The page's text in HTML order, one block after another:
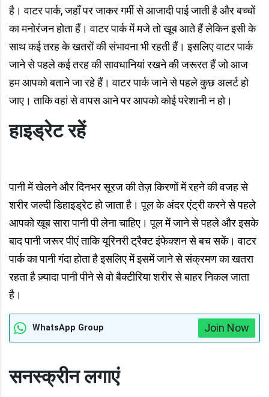
है। वाटर पार्क, जहाँ पर जाकर गर्मी से आजादी पाई जाती है और बच्चों
का मनोरंजन होता हैं। वाटर पार्क में मजे तो खूब आते हैं लेकिन इसी के
साथ कई तरह के खतरों की संभावना भी रहती हैं। इसलिए वाटर पार्क
जाने से पहले कई तरह की सावधानियां रखने की जरूरत हैं जो आज
हम आपको बताने जा रहे हैं। वाटर पार्क जाने से पहले कुछ अलर्ट हो
जाए। ताकि वहां से वापस आने पर आपको कोई परेशानी न हो।
हाइड्रेट रहें
पानी में खेलने और दिनभर सूरज की तेज़ किरणों में रहने की वजह से
शरीर जल्दी डिहाइड्रेट हो जाता है। पूल के अंदर एंट्री करने से पहले
आपको खूब सारा पानी पी लेना चाहिए। पूल में जाने से पहले और इसके
बाद पानी जरूर पीएं ताकि यूरिनरी ट्रैक्ट इंफेक्शन से बच सकें। वाटर
पार्क का पानी गंदा होता है इसलिए में इसमें जाने से संक्रमण का खतरा
रहता है ज़्यादा पानी पीने से वो बैक्टीरिया शरीर से बाहर निकल जाता
है।
WhatsApp Group Join Now
सनस्क्रीन लगाएं